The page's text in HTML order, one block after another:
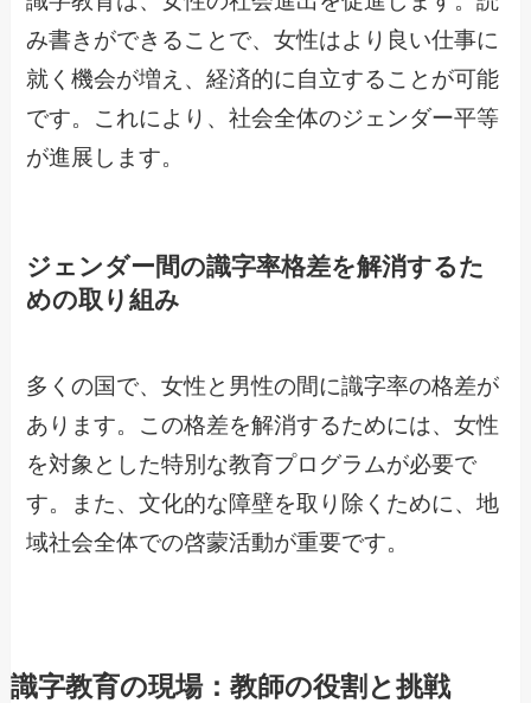
み書きができることで、女性はより良い仕事に
就く機会が増え、経済的に自立することが可能
です。これにより、社会全体のジェンダー平等
が進展します。
ジェンダー間の識字率格差を解消するた
めの取り組み
多くの国で、女性と男性の間に識字率の格差が
あります。この格差を解消するためには、女性
を対象とした特別な教育プログラムが必要で
す。また、文化的な障壁を取り除くために、地
域社会全体での啓蒙活動が重要です。
識字教育の現場：教師の役割と挑戦